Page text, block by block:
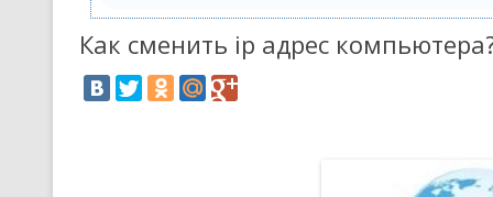
Как сменить ip адрес